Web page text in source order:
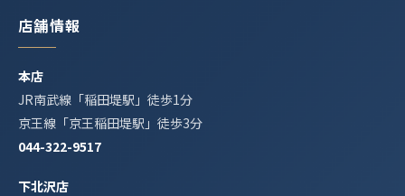
店舗情報
本店
JR南武線「稲田堤駅」徒歩1分
京王線「京王稲田堤駅」徒歩3分
044-322-9517
下北沢店